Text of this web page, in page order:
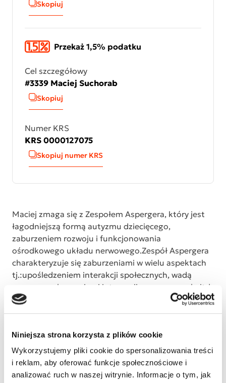
Niniejsza strona korzysta z plików cookie
Wykorzystujemy pliki cookie do spersonalizowania treści
i reklam, aby oferować funkcje społecznościowe i
analizować ruch w naszej witrynie. Informacje o tym, jak
Skopiuj
Przekaż 1,5% podatku
Cel szczegółowy
#3339 Maciej Suchorab
Skopiuj
Numer KRS
KRS 0000127075
Skopiuj numer KRS
Maciej zmaga się z Zespołem Aspergera, który jest
łagodniejszą formą autyzmu dziecięcego,
zaburzeniem rozwoju i funkcjonowania
ośrodkowego układu nerwowego.Zespół Aspergera
charakteryzuje się zaburzeniami w wielu aspektach
tj.:upośledzeniem interakcji społecznych, wadą
wymowy, zaburzeniami integracji sensorycznych, itd.
Podobnie jak inne zaburzenia ze spektrum autyzmu,
jest schorzeniem utrzymującym się przez całe życie,
symptomów może zanikać całkowicie. Maciej
uczęszczał do przedszkola terapeutycznego dla
dzieci z Autyzmem i Zespołem Aspergera, lecz po
jego ukończeniu nadszedł czas na kolejny krok,